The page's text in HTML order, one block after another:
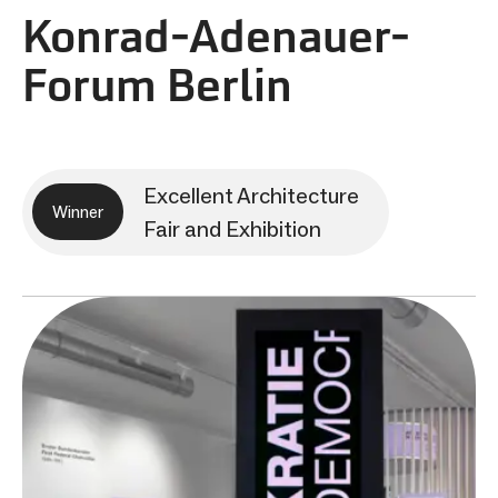
Konrad-Adenauer-
Forum Berlin
Winner
Excellent Architecture
Fair and Exhibition